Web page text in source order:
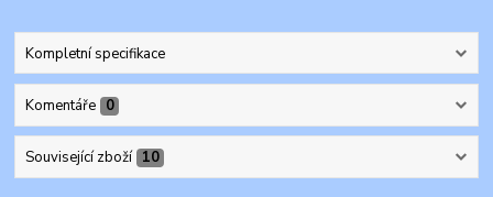
Kompletní specifikace
Komentáře 0
Související zboží 10